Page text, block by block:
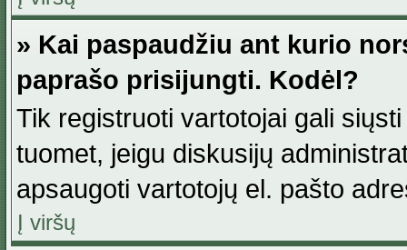
» Kai paspaudžiu ant kurio
paprašo prisijungti. Kodėl?
Tik registruoti vartotojai gali
tuomet, jeigu diskusijų
apsaugoti vartotojų el. pašto
Į viršų